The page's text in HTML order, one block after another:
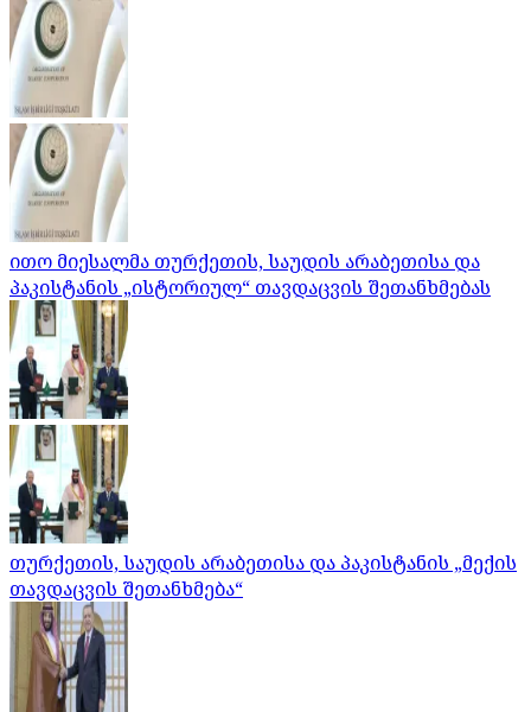
ითო მიესალმა თურქეთის, საუდის არაბეთისა და
პაკისტანის „ისტორიულ“ თავდაცვის შეთანხმებას
თურქეთის, საუდის არაბეთისა და პაკისტანის „მექის
თავდაცვის შეთანხმება“